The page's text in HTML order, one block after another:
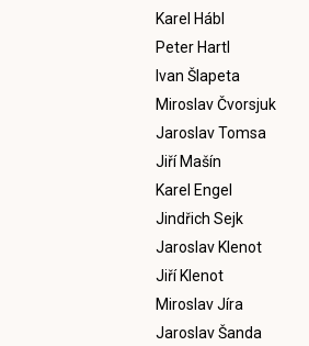
Karel Hábl
Peter Hartl
Ivan Šlapeta
Miroslav Čvorsjuk
Jaroslav Tomsa
Jiří Mašín
Karel Engel
Jindřich Sejk
Jaroslav Klenot
Jiří Klenot
Miroslav Jíra
Jaroslav Šanda